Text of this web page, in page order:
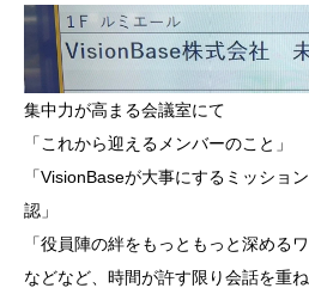
集中力が高まる会議室にて
「これから迎えるメンバーのこと」
「VisionBaseが大事にするミッショ
認」
「役員陣の絆をもっともっと深めるワ
などなど、時間が許す限り会話を重